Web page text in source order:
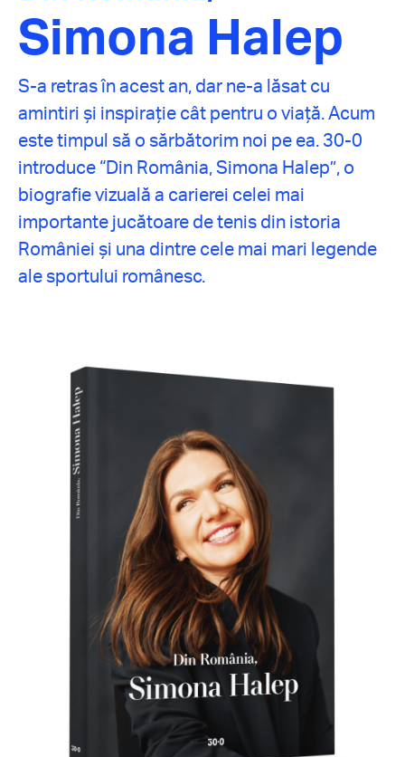
Simona Halep
S-a retras în acest an, dar ne-a lăsat cu
amintiri și inspirație cât pentru o viață. Acum
este timpul să o sărbătorim noi pe ea. 30-0
introduce “Din România, Simona Halep”, o
biografie vizuală a carierei celei mai
importante jucătoare de tenis din istoria
României și una dintre cele mai mari legende
ale sportului românesc.